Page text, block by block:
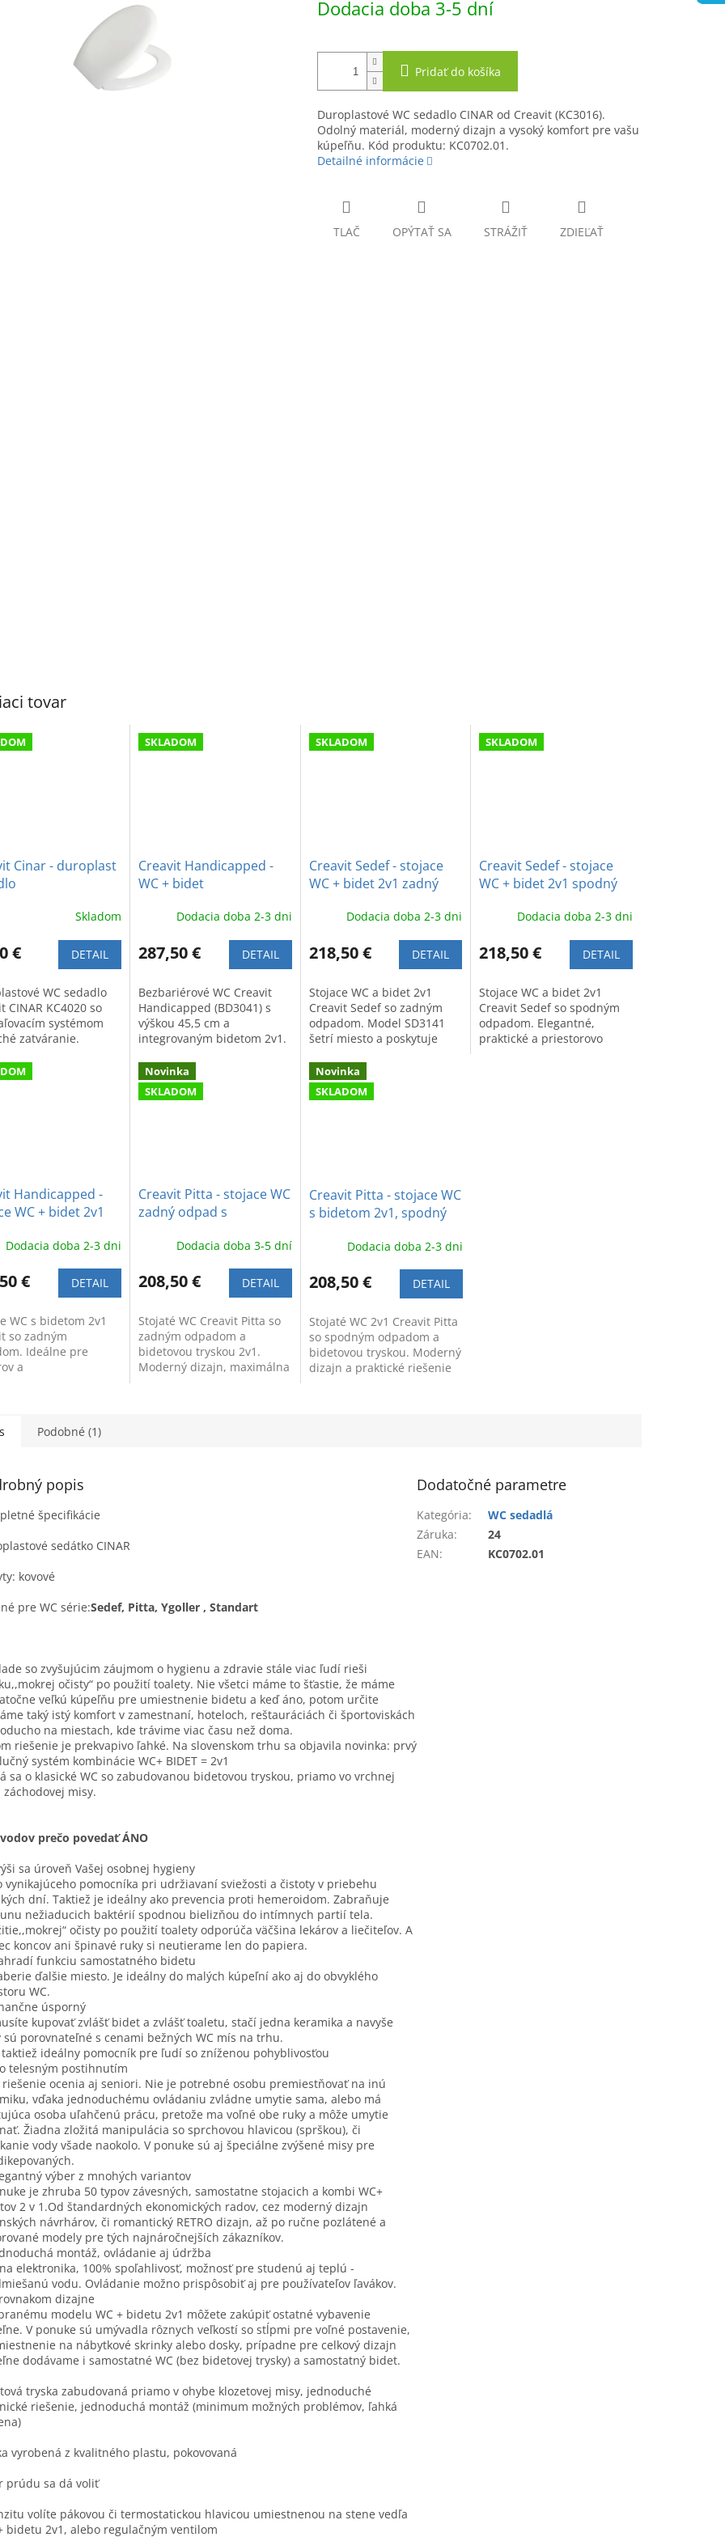
cena:
Dodacia doba 3-5 dní
Pridať do košíka
Duroplastové WC sedadlo CINAR od Creavit (KC3016).
Odolný materiál, moderný dizajn a vysoký komfort pre vašu
kúpeľňu. Kód produktu: KC0702.01.
Detailné informácie
TLAČ OPÝTAŤ SA STRÁŽIŤ ZDIEĽAŤ
tovar
Cinar - duroplast
Skladom
€ DETAIL
WC sedadlo
CINAR KC4020 so
systémom
zatváranie.
dizajn vhodný do
SKLADOM
Creavit Handicapped -
WC + bidet
Dodacia doba 2-3 dni
287,50 € DETAIL
Bezbariérové WC Creavit
Handicapped (BD3041) s
výškou 45,5 cm a
integrovaným bidetom 2v1.
komfort, funkčnosť a
špičkovú hygienu v kúpeľni.
SKLADOM
Creavit Sedef - stojace
WC + bidet 2v1 zadný
Dodacia doba 2-3 dni
218,50 € DETAIL
Stojace WC a bidet 2v1
Creavit Sedef so zadným
odpadom. Model SD3141
šetrí miesto a poskytuje
vysoká kvalita pre vašu
kúpeľňu.
SKLADOM
Creavit Sedef - stojace
WC + bidet 2v1 spodný
Dodacia doba 2-3 dni
218,50 € DETAIL
Stojace WC a bidet 2v1
Creavit Sedef so spodným
odpadom. Elegantné,
praktické a priestorovo
Handicapped -
WC + bidet 2v1
Dodacia doba 2-3 dni
€ DETAIL
WC s bidetom 2v1
so zadným
Ideálne pre
a
Novinka
SKLADOM
Creavit Pitta - stojace WC
zadný odpad s
Dodacia doba 3-5 dní
208,50 € DETAIL
Stojaté WC Creavit Pitta so
zadným odpadom a
bidetovou tryskou 2v1.
Moderný dizajn, maximálna
Novinka
SKLADOM
Creavit Pitta - stojace WC
s bidetom 2v1, spodný
Dodacia doba 2-3 dni
208,50 € DETAIL
Stojaté WC 2v1 Creavit Pitta
so spodným odpadom a
bidetovou tryskou. Moderný
dizajn a praktické riešenie
Podobné (1)
popis
špecifikácie
sedátko CINAR
kovové
pre WC série:Sedef, Pitta, Ygoller , Standart
so zvyšujúcim záujmom o hygienu a zdravie stále viac ľudí rieši
očisty“ po použití toalety. Nie všetci máme to šťastie, že máme
veľkú kúpeľňu pre umiestnenie bidetu a keď áno, potom určite
taký istý komfort v zamestnaní, hoteloch, reštauráciách či športoviskách
na miestach, kde trávime viac času než doma.
riešenie je prekvapivo ľahké. Na slovenskom trhu sa objavila novinka: prvý
systém kombinácie WC+ BIDET = 2v1
sa o klasické WC so zabudovanou bidetovou tryskou, priamo vo vrchnej
záchodovej misy.
prečo povedať ÁNO
sa úroveň Vašej osobnej hygieny
vynikajúceho pomocníka pri udržiavaní sviežosti a čistoty v priebehu
dní. Taktiež je ideálny ako prevencia proti hemeroidom. Zabraňuje
nežiaducich baktérií spodnou bielizňou do intímnych partií tela.
očisty po použití toalety odporúča väčšina lekárov a liečiteľov. A
koncov ani špinavé ruky si neutierame len do papiera.
funkciu samostatného bidetu
ďalšie miesto. Je ideálny do malých kúpeľní ako aj do obvyklého
WC.
úsporný
kupovať zvlášť bidet a zvlášť toaletu, stačí jedna keramika a navyše
sú porovnateľné s cenami bežných WC mís na trhu.
taktiež ideálny pomocník pre ľudí so zníženou pohyblivosťou
telesným postihnutím
riešenie ocenia aj seniori. Nie je potrebné osobu premiestňovať na inú
vďaka jednoduchému ovládaniu zvládne umytie sama, alebo má
osoba uľahčenú prácu, pretože ma voľné obe ruky a môže umytie
Žiadna zložitá manipulácia so sprchovou hlavicou (sprškou), či
vody všade naokolo. V ponuke sú aj špeciálne zvýšené misy pre
výber z mnohých variantov
je zhruba 50 typov závesných, samostatne stojacich a kombi WC+
2 v 1.Od štandardných ekonomických radov, cez moderný dizajn
návrhárov, či romantický RETRO dizajn, až po ručne pozlátené a
modely pre tých najnáročnejších zákazníkov.
montáž, ovládanie aj údržba
elektronika, 100% spoľahlivosť, možnosť pre studenú aj teplú -
vodu. Ovládanie možno prispôsobiť aj pre používateľov ľavákov.
dizajne
modelu WC + bidetu 2v1 môžete zakúpiť ostatné vybavenie
V ponuke sú umývadla rôznych veľkostí so stĺpmi pre voľné postavenie,
na nábytkové skrinky alebo dosky, prípadne pre celkový dizajn
dodávame i samostatné WC (bez bidetovej trysky) a samostatný bidet.
tryska zabudovaná priamo v ohybe klozetovej misy, jednoduché
riešenie, jednoduchá montáž (minimum možných problémov, ľahká
vyrobená z kvalitného plastu, pokovovaná
prúdu sa dá voliť
volíte pákovou či termostatickou hlavicou umiestnenou na stene vedľa
bidetu 2v1, alebo regulačným ventilom
Dodatočné parametre
Kategória:
WC sedadlá
Záruka:
24
EAN: KC0702.01